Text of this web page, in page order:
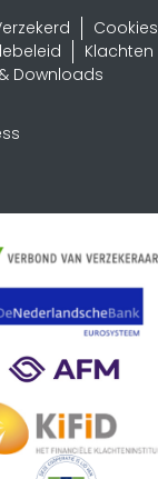
Cookies
Klachten
Downloads